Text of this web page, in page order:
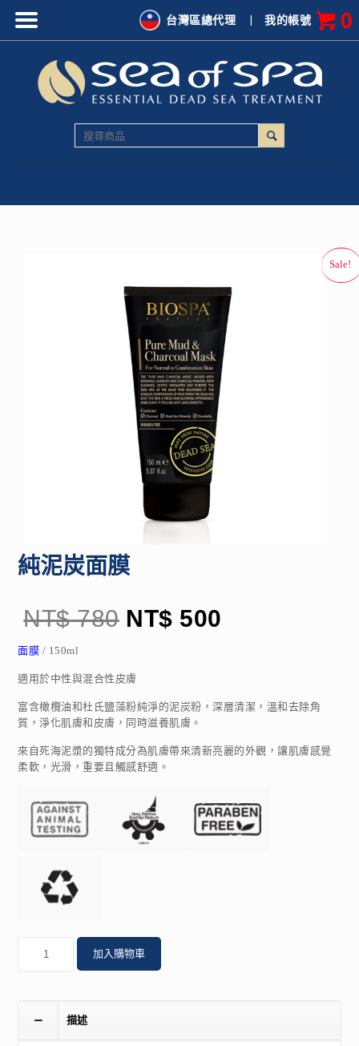
純泥炭面膜
NT$780 NT$ 500
面膜 / 150ml
適用於中性與混合性皮膚
富含橄欖油和杜氏鹽藻粉純淨的泥炭粉，深層清潔，溫和去除角
質，淨化肌膚和皮膚，同時滋養肌膚。
來自死海泥漿的獨特成分為肌膚帶來清新亮麗的外觀，讓肌膚感覺
柔軟，光滑，重要且觸感舒適。
加入購物車
描述
|我的帳號 0
台灣區總代理